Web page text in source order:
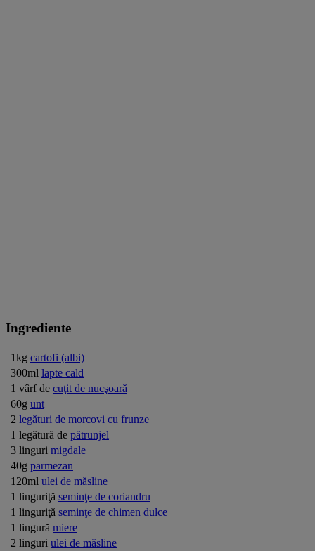
Ingrediente
1kg cartofi (albi)
300ml lapte cald
1 vârf de cuţit de nucşoară
60g unt
2 legături de morcovi cu frunze
1 legătură de pătrunjel
3 linguri migdale
40g parmezan
120ml ulei de măsline
1 linguriţă seminţe de coriandru
1 linguriţă seminţe de chimen dulce
1 lingură miere
2 linguri ulei de măsline